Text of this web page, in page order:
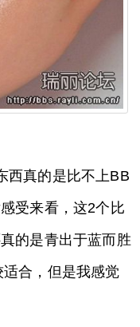
西真的是比不上BB
受来看，这2个比
的是青出于蓝而胜
合，但是我感觉